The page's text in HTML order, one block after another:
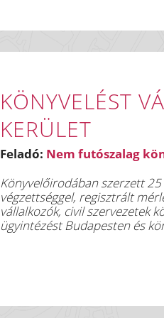
KÖNYVELÉST
KERÜLET
Feladó: Nem futószalag
Könyvelőirodában szerzett
végzettséggel, regisztrált mérlegképes könyvelőként vállalom társaságok, egyéni
vállalkozók, civil szervezetek
ügyintézést Budapesten és